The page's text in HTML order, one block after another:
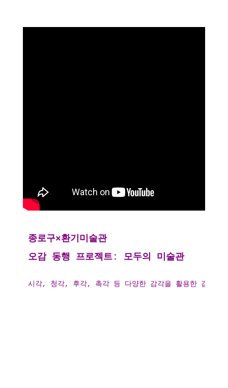
종로구×환기미술관
오감 동행 프로젝트: 모두의 미술관
시각, 청각, 후각, 촉각 등 다양한 감각을 활용한 감상 콘